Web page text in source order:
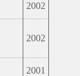
2002
2002
2001